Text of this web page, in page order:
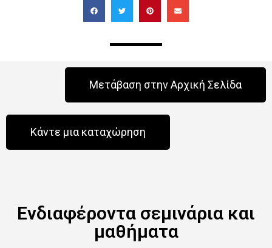
Μετάβαση στην Αρχική Σελίδα
Κάντε μια καταχώρηση
Ενδιαφέροντα σεμινάρια και
μαθήματα